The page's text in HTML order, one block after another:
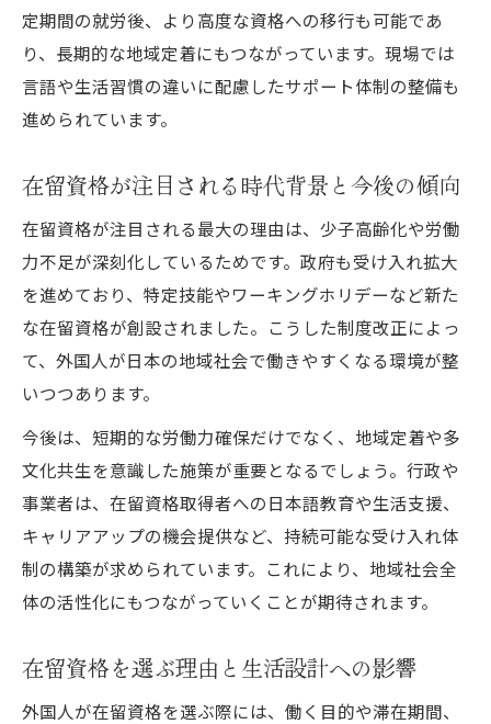
定期間の就労後、より高度な資格への移行も可能であ
り、長期的な地域定着にもつながっています。現場では
言語や生活習慣の違いに配慮したサポート体制の整備も
進められています。
在留資格が注目される時代背景と今後の傾向
在留資格が注目される最大の理由は、少子高齢化や労働
力不足が深刻化しているためです。政府も受け入れ拡大
を進めており、特定技能やワーキングホリデーなど新た
な在留資格が創設されました。こうした制度改正によっ
て、外国人が日本の地域社会で働きやすくなる環境が整
いつつあります。
今後は、短期的な労働力確保だけでなく、地域定着や多
文化共生を意識した施策が重要となるでしょう。行政や
事業者は、在留資格取得者への日本語教育や生活支援、
キャリアアップの機会提供など、持続可能な受け入れ体
制の構築が求められています。これにより、地域社会全
体の活性化にもつながっていくことが期待されます。
在留資格を選ぶ理由と生活設計への影響
外国人が在留資格を選ぶ際には、働く目的や滞在期間、